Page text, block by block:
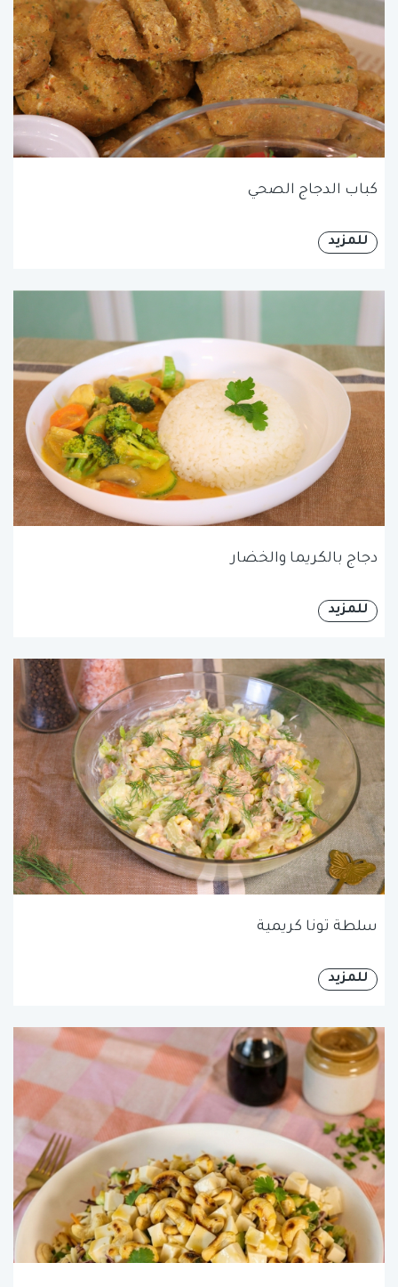
كباب الدجاج الصحي
للمزيد
دجاج بالكريما والخضار
للمزيد
سلطة تونا كريمية
للمزيد